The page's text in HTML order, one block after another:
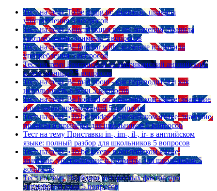
Тест на тему To be going to: значение, правила
употребления 5 вопросов
Тест на тему Конструкция go on: значения, правила
употребления, примеры 5 вопросов
Тест на тему Be familiar with: значение и правила
употребления 5 вопросов
Тест на тему Британский vs американский английский:
в чем разница? 5 вопросов
Тест на тему Be mad about - как переводится и как
использовать в речи 5 вопросов
Тест на тему Be hooked on в английском языке: значение
и примеры предложений 5 вопросов
Тест на тему «To be made» в английском языке: значение,
правила и примеры для школьников 5 вопросов
Тест на тему Приставки in-, im-, il-, ir- в английском
языке: полный разбор для школьников 5 вопросов
Тест на тему «To be given» в английском языке:
значение, употребление и примеры для школьников 5
вопросов
Тест на тему Подборка интересных фактов про
английский язык 5 вопросов